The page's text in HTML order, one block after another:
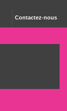
Contactez-nous